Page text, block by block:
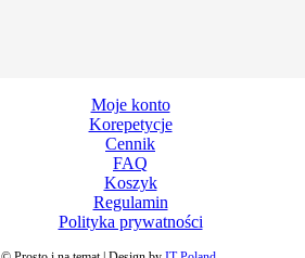
Moje konto
Korepetycje
Cennik
FAQ
Koszyk
Regulamin
Polityka prywatności